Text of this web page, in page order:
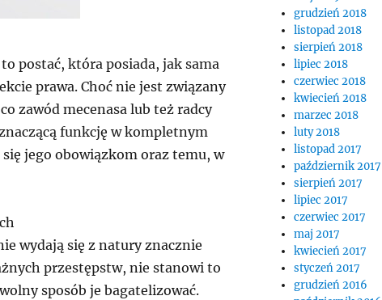
postać, która posiada, jak sama
prawa. Choć nie jest związany
zawód mecenasa lub też radcy
funkcję w kompletnym
jego obowiązkom oraz temu, w
wydają się z natury znacznie
przestępstw, nie stanowi to
sposób je bagatelizować.
grudzień 2018
listopad 2018
sierpień 2018
lipiec 2018
czerwiec 2018
kwiecień 2018
marzec 2018
luty 2018
listopad 2017
październik 2017
sierpień 2017
lipiec 2017
czerwiec 2017
maj 2017
kwiecień 2017
styczeń 2017
grudzień 2016